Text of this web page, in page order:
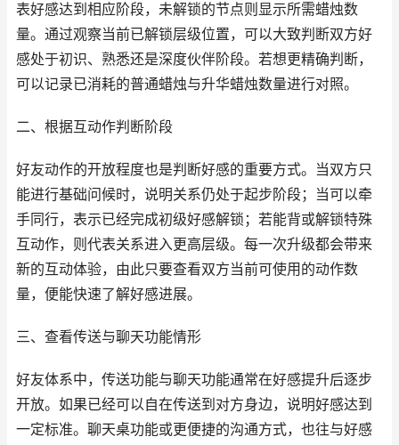
表好感达到相应阶段，未解锁的节点则显示所需蜡烛数
量。通过观察当前已解锁层级位置，可以大致判断双方好
感处于初识、熟悉还是深度伙伴阶段。若想更精确判断，
可以记录已消耗的普通蜡烛与升华蜡烛数量进行对照。
二、根据互动作判断阶段
好友动作的开放程度也是判断好感的重要方式。当双方只
能进行基础问候时，说明关系仍处于起步阶段；当可以牵
手同行，表示已经完成初级好感解锁；若能背或解锁特殊
互动作，则代表关系进入更高层级。每一次升级都会带来
新的互动体验，由此只要查看双方当前可使用的动作数
量，便能快速了解好感进展。
三、查看传送与聊天功能情形
好友体系中，传送功能与聊天功能通常在好感提升后逐步
开放。如果已经可以自在传送到对方身边，说明好感达到
一定标准。聊天桌功能或更便捷的沟通方式，也往与好感